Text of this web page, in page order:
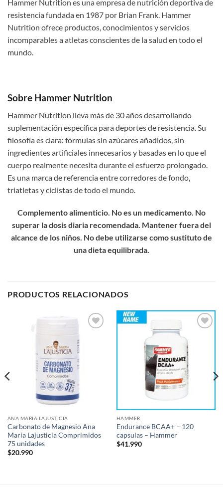
Hammer Nutrition es una empresa de nutrición deportiva de
resistencia fundada en 1987 por Brian Frank. Hammer
Nutrition ofrece productos, conocimientos y servicios
incomparables a atletas conscientes de la salud en todo el
mundo.
Sobre Hammer Nutrition
Hammer Nutrition lleva más de 30 años desarrollando
suplementación específica para deportes de resistencia. Su
filosofía es clara: fórmulas sin azúcares añadidos, sin
ingredientes artificiales innecesarios y basadas en lo que el
cuerpo realmente necesita durante el esfuerzo prolongado.
Es una marca de referencia entre corredores de fondo,
triatletas y ciclistas de todo el mundo.
Complemento alimenticio. No es un medicamento. No
superar la dosis diaria recomendada. Mantener fuera del
alcance de los niños. No debe utilizarse como sustituto de
una dieta equilibrada.
PRODUCTOS RELACIONADOS
ANA MARIA LAJUSTICIA
Carbonato de Magnesio Ana
María Lajusticia Comprimidos
75 unidades
$20.990
HAMMER
Endurance BCAA+ – 120
capsulas – Hammer
$41.990